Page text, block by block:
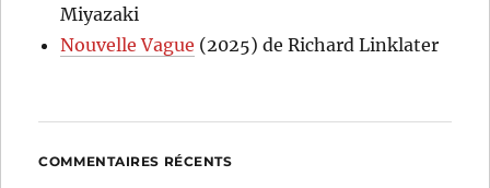
Miyazaki
Nouvelle Vague (2025) de Richard Linklater
COMMENTAIRES RÉCENTS